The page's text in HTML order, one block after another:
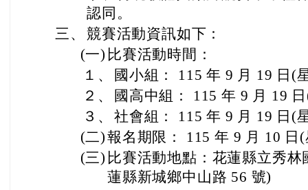
認同。
三、 競賽活動資訊如下：
(一) 比賽活動時間：
１、
國小組： 115 年 9 月 19 日(
２、
國高中組： 115 年 9 月 19
３、 社會組： 115 年 9 月 19 日(
(二)報名期限： 115 年 9 月 10 日
(三) 比賽活動地點：花蓮縣立秀
蓮縣新城鄉中山路 56 號)